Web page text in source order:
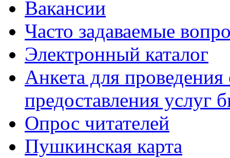
Вакансии
Часто задаваемые
Электронный каталог
Анкета для проведения
предоставления услуг
Опрос читателей
Пушкинская карта